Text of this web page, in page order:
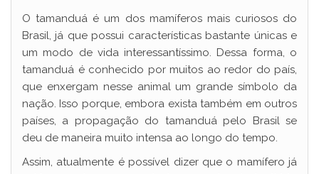
O tamanduá é um dos mamíferos mais curiosos do
Brasil, já que possui características bastante únicas e
um modo de vida interessantíssimo. Dessa forma, o
tamanduá é conhecido por muitos ao redor do país,
que enxergam nesse animal um grande símbolo da
nação. Isso porque, embora exista também em outros
países, a propagação do tamanduá pelo Brasil se
deu de maneira muito intensa ao longo do tempo.
Assim, atualmente é possível dizer que o mamífero já